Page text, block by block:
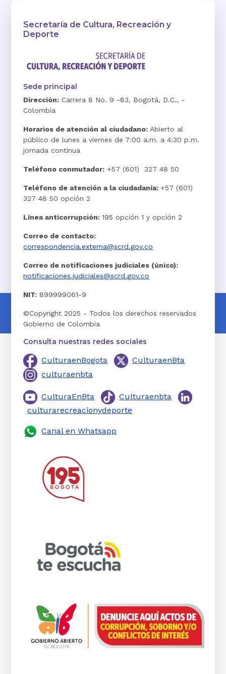
Secretaría de Cultura, Recreación y
Deporte
Sede principal
Dirección: Carrera 8 No. 9 -83, Bogotá, D.C., -
Colombia
Horarios de atención al ciudadano:Abierto al
público de lunes a viernes de 7:00 a.m. a 4:30 p.m.
jornada continua
Teléfono conmutador: +57 (601) 327 48 50
Teléfono de atención a la ciudadanía: +57 (601)
327 48 50 opción 2
Línea anticorrupción:195 opción 1 y opción 2
Correo de contacto:
correspondencia.externa@scrd.gov.co
Correo de notificaciones judiciales (único):
notificaciones.judiciales@scrd.gov.co
NIT: 899999061-9
©Copyright 2025 - Todos los derechos reservados
Gobierno de Colombia
Consulta nuestras redes sociales
CulturaenBogota
CulturaenBta
culturaenbta
CulturaEnBta
Culturaenbta
culturarecreacionydeporte
Canal en Whatsapp